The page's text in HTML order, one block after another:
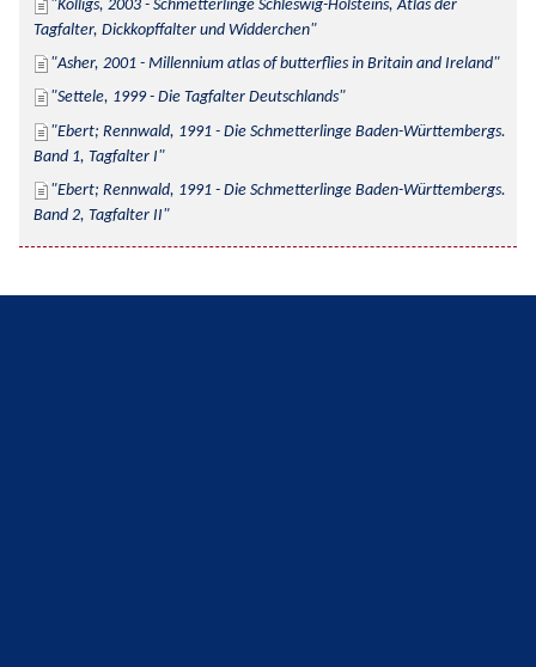
Kolligs, 2003 - Schmetterlinge Schleswig-Holsteins, Atlas der
Tagfalter, Dickkopffalter und Widderchen
Asher, 2001 - Millennium atlas of butterflies in Britain and Ireland
Settele, 1999 - Die Tagfalter Deutschlands
Ebert; Rennwald, 1991 - Die Schmetterlinge Baden-Württembergs.
Band 1, Tagfalter I
Ebert; Rennwald, 1991 - Die Schmetterlinge Baden-Württembergs.
Band 2, Tagfalter II